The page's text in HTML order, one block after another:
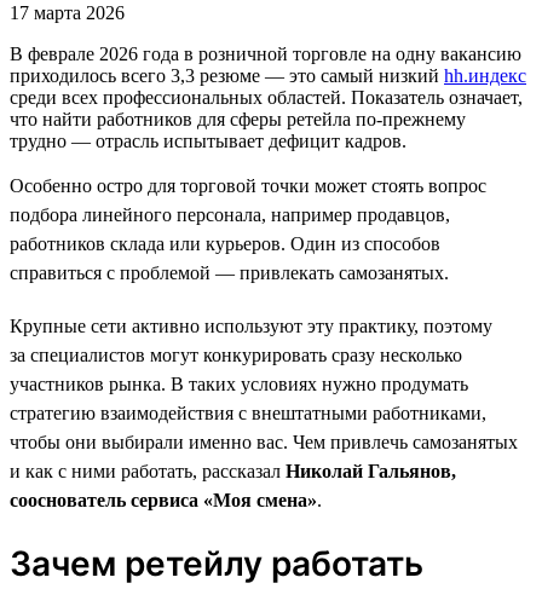
17 марта 2026
В феврале 2026 года в розничной торговле на одну вакансию
приходилось всего 3,3 резюме — это самый низкий hh.индекс
среди всех профессиональных областей. Показатель означает,
что найти работников для сферы ретейла по-прежнему
трудно — отрасль испытывает дефицит кадров.
Особенно остро для торговой точки может стоять вопрос
подбора линейного персонала, например продавцов,
работников склада или курьеров. Один из способов
справиться с проблемой — привлекать самозанятых.
Крупные сети активно используют эту практику, поэтому
за специалистов могут конкурировать сразу несколько
участников рынка. В таких условиях нужно продумать
стратегию взаимодействия с внештатными работниками,
чтобы они выбирали именно вас. Чем привлечь самозанятых
и как с ними работать, рассказал Николай Гальянов,
сооснователь сервиса «Моя смена».
Зачем ретейлу работать